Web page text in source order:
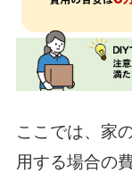
ここでは、家
用する場合の